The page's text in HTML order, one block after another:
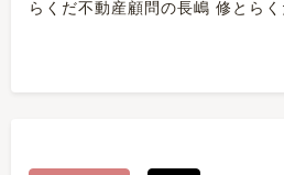
らくだ不動産顧問の長嶋 修とら